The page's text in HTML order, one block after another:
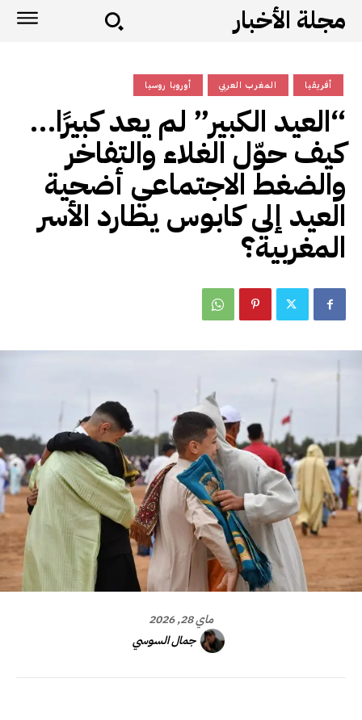
مجلة الأخبار
أفريقيا المغرب العربي أوروبا روسيا
“العيد الكبير” لم يعد كبيرًا…
كيف حوّل الغلاء والتفاخر
والضغط الاجتماعي أضحية
العيد إلى كابوس يطارد الأسر
المغربية؟
ماي 28, 2026
جمال السوسي